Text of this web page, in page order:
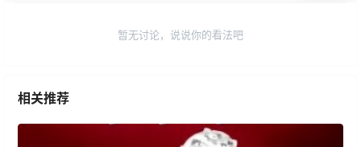
暂无讨论，说说你的看法吧
相关推荐